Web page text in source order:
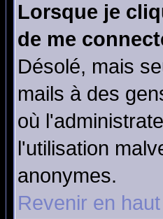
Lorsque je
de me
Désolé, mais
mails à des
où
l'utilisation
anonymes.
Revenir en